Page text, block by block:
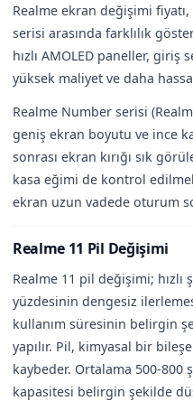
Realme ekran değişimi
serisi arasında farklılık
hızlı AMOLED paneller,
yüksek maliyet ve daha
Realme Number serisi
geniş ekran boyutu ve ince
sonrası ekran kırığı sık
kasa eğimi de kontrol
ekran uzun vadede oturum
Realme 11 Pil Değişimi
Realme 11 pil değişimi;
yüzdesinin dengesiz
kullanım süresinin belirgin
yapılır. Pil, kimyasal bir
kaybeder. Ortalama 500-
kapasitesi belirgin şekilde